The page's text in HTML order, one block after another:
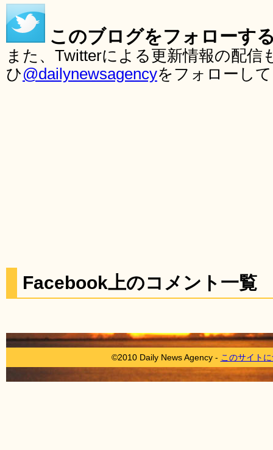
このブログをフォローす
また、Twitterによる更新情報の配
ひ@dailynewsagencyをフォローし
Facebook上のコメント一覧
©2010 Daily News Agency - このサイト